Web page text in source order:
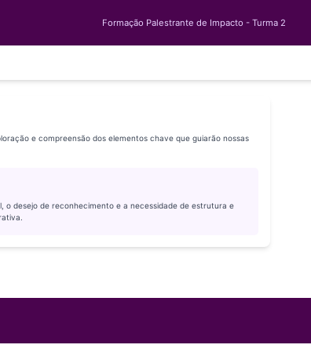
Formação Palestrante de Impacto - Turma 2
e compreensão dos elementos chave que guiarão nossas
desejo de reconhecimento e a necessidade de estrutura e